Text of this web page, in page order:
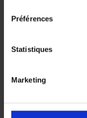
Préférences
Statistiques
Marketing